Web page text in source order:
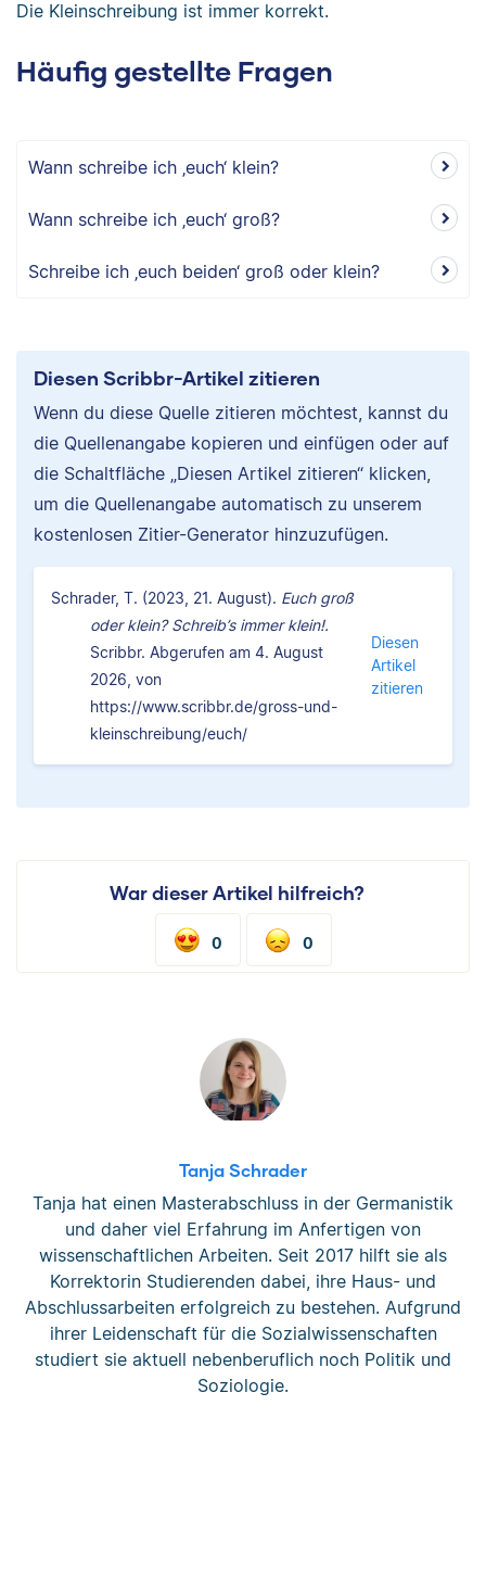
Die Kleinschreibung ist immer korrekt.
Häufig gestellte Fragen
Wann schreibe ich ‚euch‘ klein?
Wann schreibe ich ‚euch‘ groß?
Schreibe ich ‚euch beiden‘ groß oder klein?
Diesen Scribbr-Artikel zitieren
Wenn du diese Quelle zitieren möchtest, kannst du
die Quellenangabe kopieren und einfügen oder auf
die Schaltfläche „Diesen Artikel zitieren“ klicken,
um die Quellenangabe automatisch zu unserem
kostenlosen Zitier-Generator hinzuzufügen.
Schrader, T. (2023, 21. August). Euch groß
oder klein? Schreib’s immer klein!.
Scribbr. Abgerufen am 4. August
2026, von
https://www.scribbr.de/gross-und-
kleinschreibung/euch/
Diesen
Artikel
zitieren
War dieser Artikel hilfreich?
0 0
Tanja Schrader
Tanja hat einen Masterabschluss in der Germanistik
und daher viel Erfahrung im Anfertigen von
wissenschaftlichen Arbeiten. Seit 2017 hilft sie als
Korrektorin Studierenden dabei, ihre Haus- und
Abschlussarbeiten erfolgreich zu bestehen. Aufgrund
ihrer Leidenschaft für die Sozialwissenschaften
studiert sie aktuell nebenberuflich noch Politik und
Soziologie.